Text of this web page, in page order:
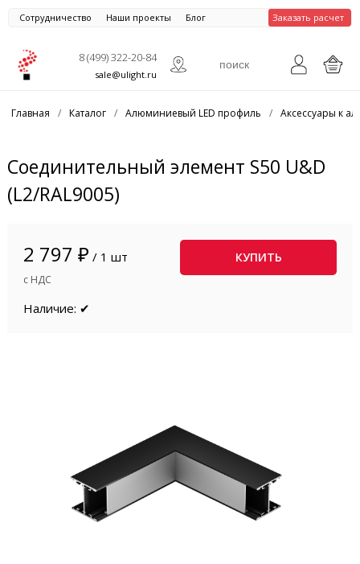
Сотрудничество Наши проекты Блог Заказать расчет
8 (499) 322-20-84
sale@ulight.ru
Главная / Каталог / Алюминиевый LED профиль / Аксессуары к
Соединительный элемент S50 U&D
(L2/RAL9005)
2 797 ₽ / 1 шт
с НДС
КУПИТЬ
Наличие: ✔